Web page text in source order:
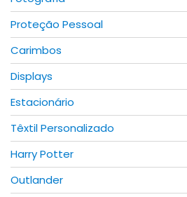
Proteção Pessoal
Carimbos
Displays
Estacionário
Têxtil Personalizado
Harry Potter
Outlander